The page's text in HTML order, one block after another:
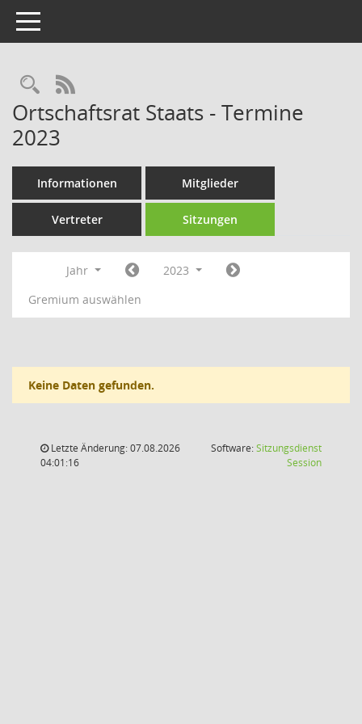
Toggle navigation
Rechercheauswahl
RSS-Feed
Ortschaftsrat Staats - Termine
2023
Informationen Mitglieder
Vertreter Sitzungen
Jahr
2023
Gremium auswählen
Keine Daten gefunden.
Letzte Änderung: 07.08.2026
04:01:16
Software:Sitzungsdienst
Session(Wird in